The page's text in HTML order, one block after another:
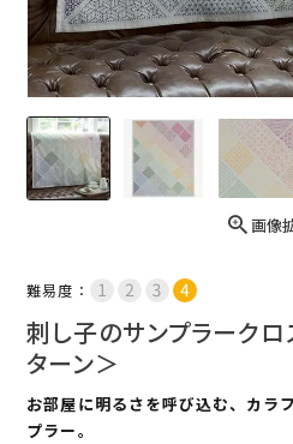
画像
難易度：
刺し子のサンプラーク
ターン＞
お部屋に明るさを呼び込む、カラ
プラー。